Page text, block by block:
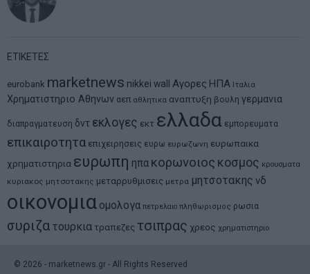
ΕΤΙΚΕΤΕΣ
eurobank marketnews nikkei wall Αγορες ΗΠΑ Ιταλια
Χρηματιστηριο Αθηνων αεπ αθλητικα αναπτυξη βουλη γερμανια
διαπραγματευση δντ εκλογες εκτ ελλαδα εμπορευματα
επικαιροτητα επιχειρησεις ευρω ευρωζωνη ευρωπαικα
χρηματιστηρια ευρωπη ηπα κορωνοιος κοσμος κρουσματα
κυριακος μητσοτακης μεταρρυθμισεις μετρα μητσοτακης νδ
οικονομια ομολογα πετρελαιο πληθωρισμος ρωσια
συριζα τουρκια τραπεζες τσιπρας χρεος χρηματιστηριο
© 2026 - marketnews.gr - All Rights Reserved